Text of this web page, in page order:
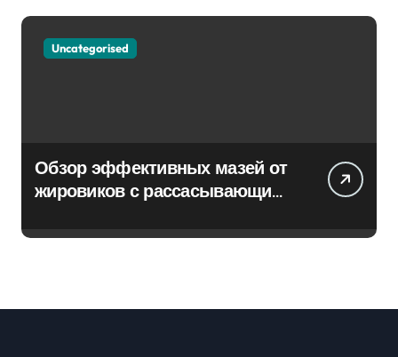
Uncategorised
Обзор эффективных мазей от
жировиков с рассасывающим